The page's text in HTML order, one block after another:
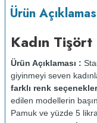
Ürün
Kadın Tişört
Ürün Açıklaması :
giyinmeyi seven
farklı renk
edilen modellerin
Pamuk ve yüzde 5